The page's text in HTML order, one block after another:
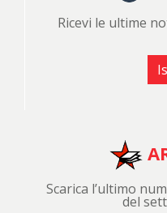
Ricevi le ultime
Scarica l’ultimo
del